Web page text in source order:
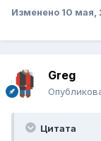
Изменено 10 мая,
Greg
Цитата